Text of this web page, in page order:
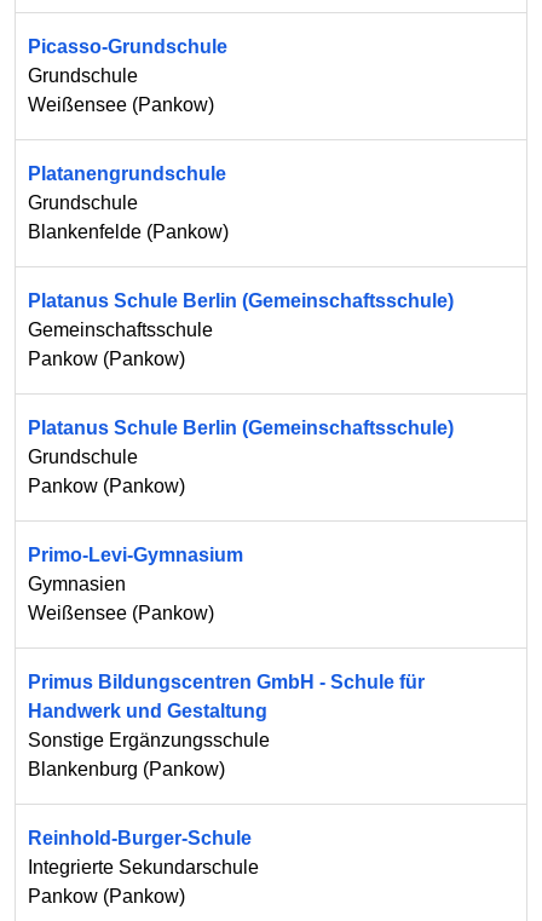
Picasso-Grundschule
Grundschule
Weißensee (Pankow)
Platanengrundschule
Grundschule
Blankenfelde (Pankow)
Platanus Schule Berlin (Gemeinschaftsschule)
Gemeinschaftsschule
Pankow (Pankow)
Platanus Schule Berlin (Gemeinschaftsschule)
Grundschule
Pankow (Pankow)
Primo-Levi-Gymnasium
Gymnasien
Weißensee (Pankow)
Primus Bildungscentren GmbH - Schule für
Handwerk und Gestaltung
Sonstige Ergänzungsschule
Blankenburg (Pankow)
Reinhold-Burger-Schule
Integrierte Sekundarschule
Pankow (Pankow)